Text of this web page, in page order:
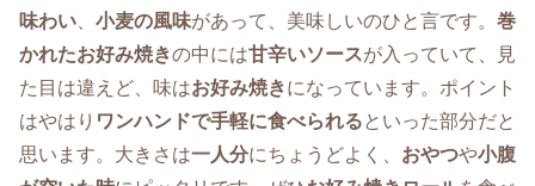
味わい
小麦の風味があって、美味しいのひと言です。 巻
かれたお好み焼きの中には甘辛いソースが入っていて、見
た目は違えど、味はお好み焼きになっています。ポイント
はやはり ワンハンドで手軽に食べられるといった部分だと
思います。大きさは一人分にちょうどよく、 おやつや小腹